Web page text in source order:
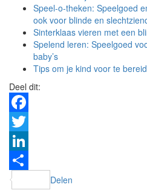
Speel-o-theken: Speelgoed
ook voor blinde en
Sinterklaas vieren met een
Spelend leren: Speelgoed
baby’s
Tips om je kind voor te
Deel dit:
Facebook
Twitter
LinkedIn
Delen